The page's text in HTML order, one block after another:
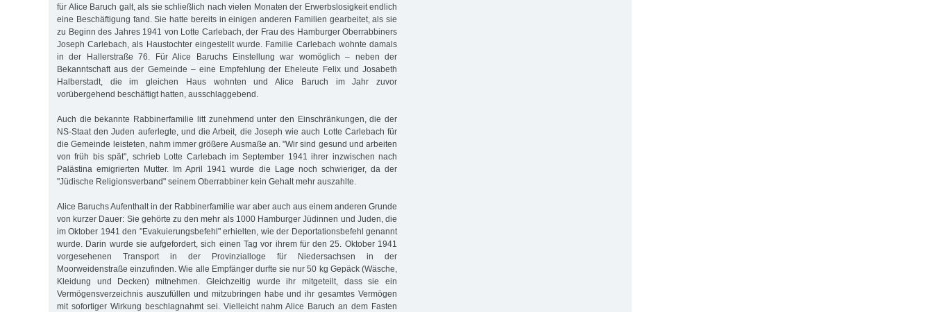
für Alice Baruch galt, als sie schließlich nach vielen Monaten der Erwerbslosigkeit endlich
eine Beschäftigung fand. Sie hatte bereits in einigen anderen Familien gearbeitet, als sie
zu Beginn des Jahres 1941 von Lotte Carlebach, der Frau des Hamburger Oberrabbiners
Joseph Carlebach, als Haustochter eingestellt wurde. Familie Carlebach wohnte damals
in der Hallerstraße 76. Für Alice Baruchs Einstellung war womöglich – neben der
Bekanntschaft aus der Gemeinde – eine Empfehlung der Eheleute Felix und Josabeth
Halberstadt, die im gleichen Haus wohnten und Alice Baruch im Jahr zuvor
vorübergehend beschäftigt hatten, ausschlaggebend.
Auch die bekannte Rabbinerfamilie litt zunehmend unter den Einschränkungen, die der
NS-Staat den Juden auferlegte, und die Arbeit, die Joseph wie auch Lotte Carlebach für
die Gemeinde leisteten, nahm immer größere Ausmaße an. "Wir sind gesund und arbeiten
von früh bis spät", schrieb Lotte Carlebach im September 1941 ihrer inzwischen nach
Palästina emigrierten Mutter. Im April 1941 wurde die Lage noch schwieriger, da der
"Jüdische Religionsverband" seinem Oberrabbiner kein Gehalt mehr auszahlte.
Alice Baruchs Aufenthalt in der Rabbinerfamilie war aber auch aus einem anderen Grunde
von kurzer Dauer: Sie gehörte zu den mehr als 1000 Hamburger Jüdinnen und Juden, die
im Oktober 1941 den "Evakuierungsbefehl" erhielten, wie der Deportationsbefehl genannt
wurde. Darin wurde sie aufgefordert, sich einen Tag vor ihrem für den 25. Oktober 1941
vorgesehenen Transport in der Provinzialloge für Niedersachsen in der
Moorweidenstraße einzufinden. Wie alle Empfänger durfte sie nur 50 kg Gepäck (Wäsche,
Kleidung und Decken) mitnehmen. Gleichzeitig wurde ihr mitgeteilt, dass sie ein
Vermögensverzeichnis auszufüllen und mitzubringen habe und ihr gesamtes Vermögen
mit sofortiger Wirkung beschlagnahmt sei. Vielleicht nahm Alice Baruch an dem Fasten